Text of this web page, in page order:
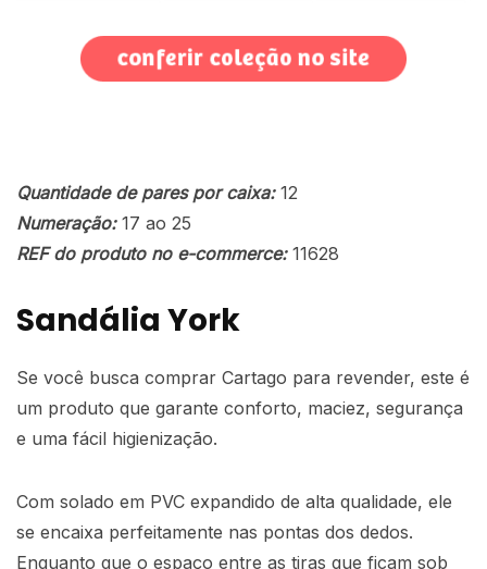
Quantidade de pares por caixa: 12
Numeração: 17 ao 25
REF do produto no e-commerce: 11628
Sandália York
Se você busca comprar Cartago para revender, este é
um produto que garante conforto, maciez, segurança
e uma fácil higienização.
Com solado em PVC expandido de alta qualidade, ele
se encaixa perfeitamente nas pontas dos dedos.
Enquanto que o espaço entre as tiras que ficam sob